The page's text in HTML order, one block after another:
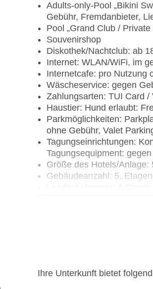
Adults-only-Pool „Bikini
Gebühr, Fremdanbieter,
Pool „Grand Club /
Souvenirshop
Diskothek/Nachtclub: ab
Internet: WLAN/WiFi, im
Internetcafe: pro Nutzung
Wäscheservice: gegen
Zahlungsarten: TUI Card
Haustier: Hund erlaubt:
Parkmöglichkeiten:
ohne Gebühr, Valet
Tagungseinrichtungen:
Tagungsequipment:
Größe des Hotels/Anlage:
Gebäudeanzahl: 5,
Ihre Unterkunft bietet